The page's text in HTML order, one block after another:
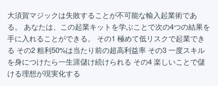
大須賀マジックは失敗することが不可能な輸入起業術であ
る。 あなたは、この起業キットを学ぶことで次の4つの結果を
手に入れることができる。 その1 極めて低リスクで起業でき
る その2 粗利50%は当たり前の超高利益率 その3 一度スキル
を身につけたら一生涯儲け続けられる その4 楽しいことで儲
ける理想が現実化する